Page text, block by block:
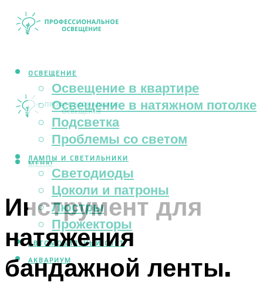
ОСВЕЩЕНИЕ
Освещение в квартире
Освещение в натяжном потолке
Подсветка
Проблемы со светом
ЛАМПЫ И СВЕТИЛЬНИКИ
Светодиоды
Цоколи и патроны
Люстры
Прожекторы
АВТОМОБИЛЬНЫЙ СВЕТ
АКВАРИУМ
МЕНЮ
Инструмент для
натяжения
бандажной ленты.